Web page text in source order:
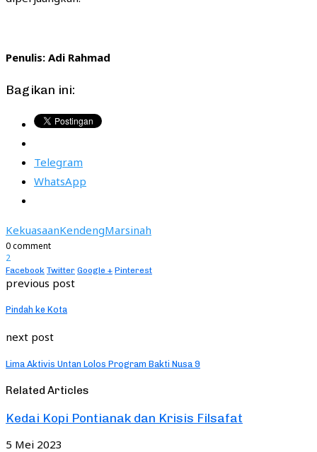
Penulis: Adi Rahmad
Bagikan ini:
Telegram
WhatsApp
KekuasaanKendengMarsinah
0 comment
2
Facebook Twitter Google + Pinterest
previous post
Pindah ke Kota
next post
Lima Aktivis Untan Lolos Program Bakti Nusa 9
Related Articles
Kedai Kopi Pontianak dan Krisis Filsafat
5 Mei 2023